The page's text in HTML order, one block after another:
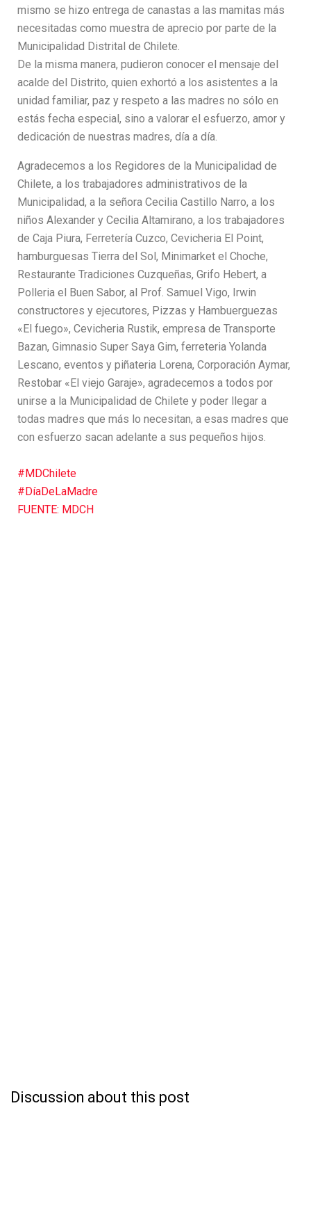
mismo se hizo entrega de canastas a las mamitas más
necesitadas como muestra de aprecio por parte de la
Municipalidad Distrital de Chilete.
De la misma manera, pudieron conocer el mensaje del
acalde del Distrito, quien exhortó a los asistentes a la
unidad familiar, paz y respeto a las madres no sólo en
estás fecha especial, sino a valorar el esfuerzo, amor y
dedicación de nuestras madres, día a día.
Agradecemos a los Regidores de la Municipalidad de
Chilete, a los trabajadores administrativos de la
Municipalidad, a la señora Cecilia Castillo Narro, a los
niños Alexander y Cecilia Altamirano, a los trabajadores
de Caja Piura, Ferretería Cuzco, Cevicheria El Point,
hamburguesas Tierra del Sol, Minimarket el Choche,
Restaurante Tradiciones Cuzqueñas, Grifo Hebert, a
Polleria el Buen Sabor, al Prof. Samuel Vigo, Irwin
constructores y ejecutores, Pizzas y Hambuerguezas
«El fuego», Cevicheria Rustik, empresa de Transporte
Bazan, Gimnasio Super Saya Gim, ferreteria Yolanda
Lescano, eventos y piñateria Lorena, Corporación Aymar,
Restobar «El viejo Garaje», agradecemos a todos por
unirse a la Municipalidad de Chilete y poder llegar a
todas madres que más lo necesitan, a esas madres que
con esfuerzo sacan adelante a sus pequeños hijos.
#MDChilete
#DíaDeLaMadre
FUENTE: MDCH
Discussion about this post